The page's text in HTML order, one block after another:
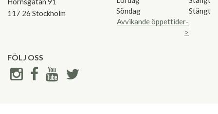
117 26 Stockholm
Söndag
Stängt
Avvikande öppettider-
>
FÖLJ OSS